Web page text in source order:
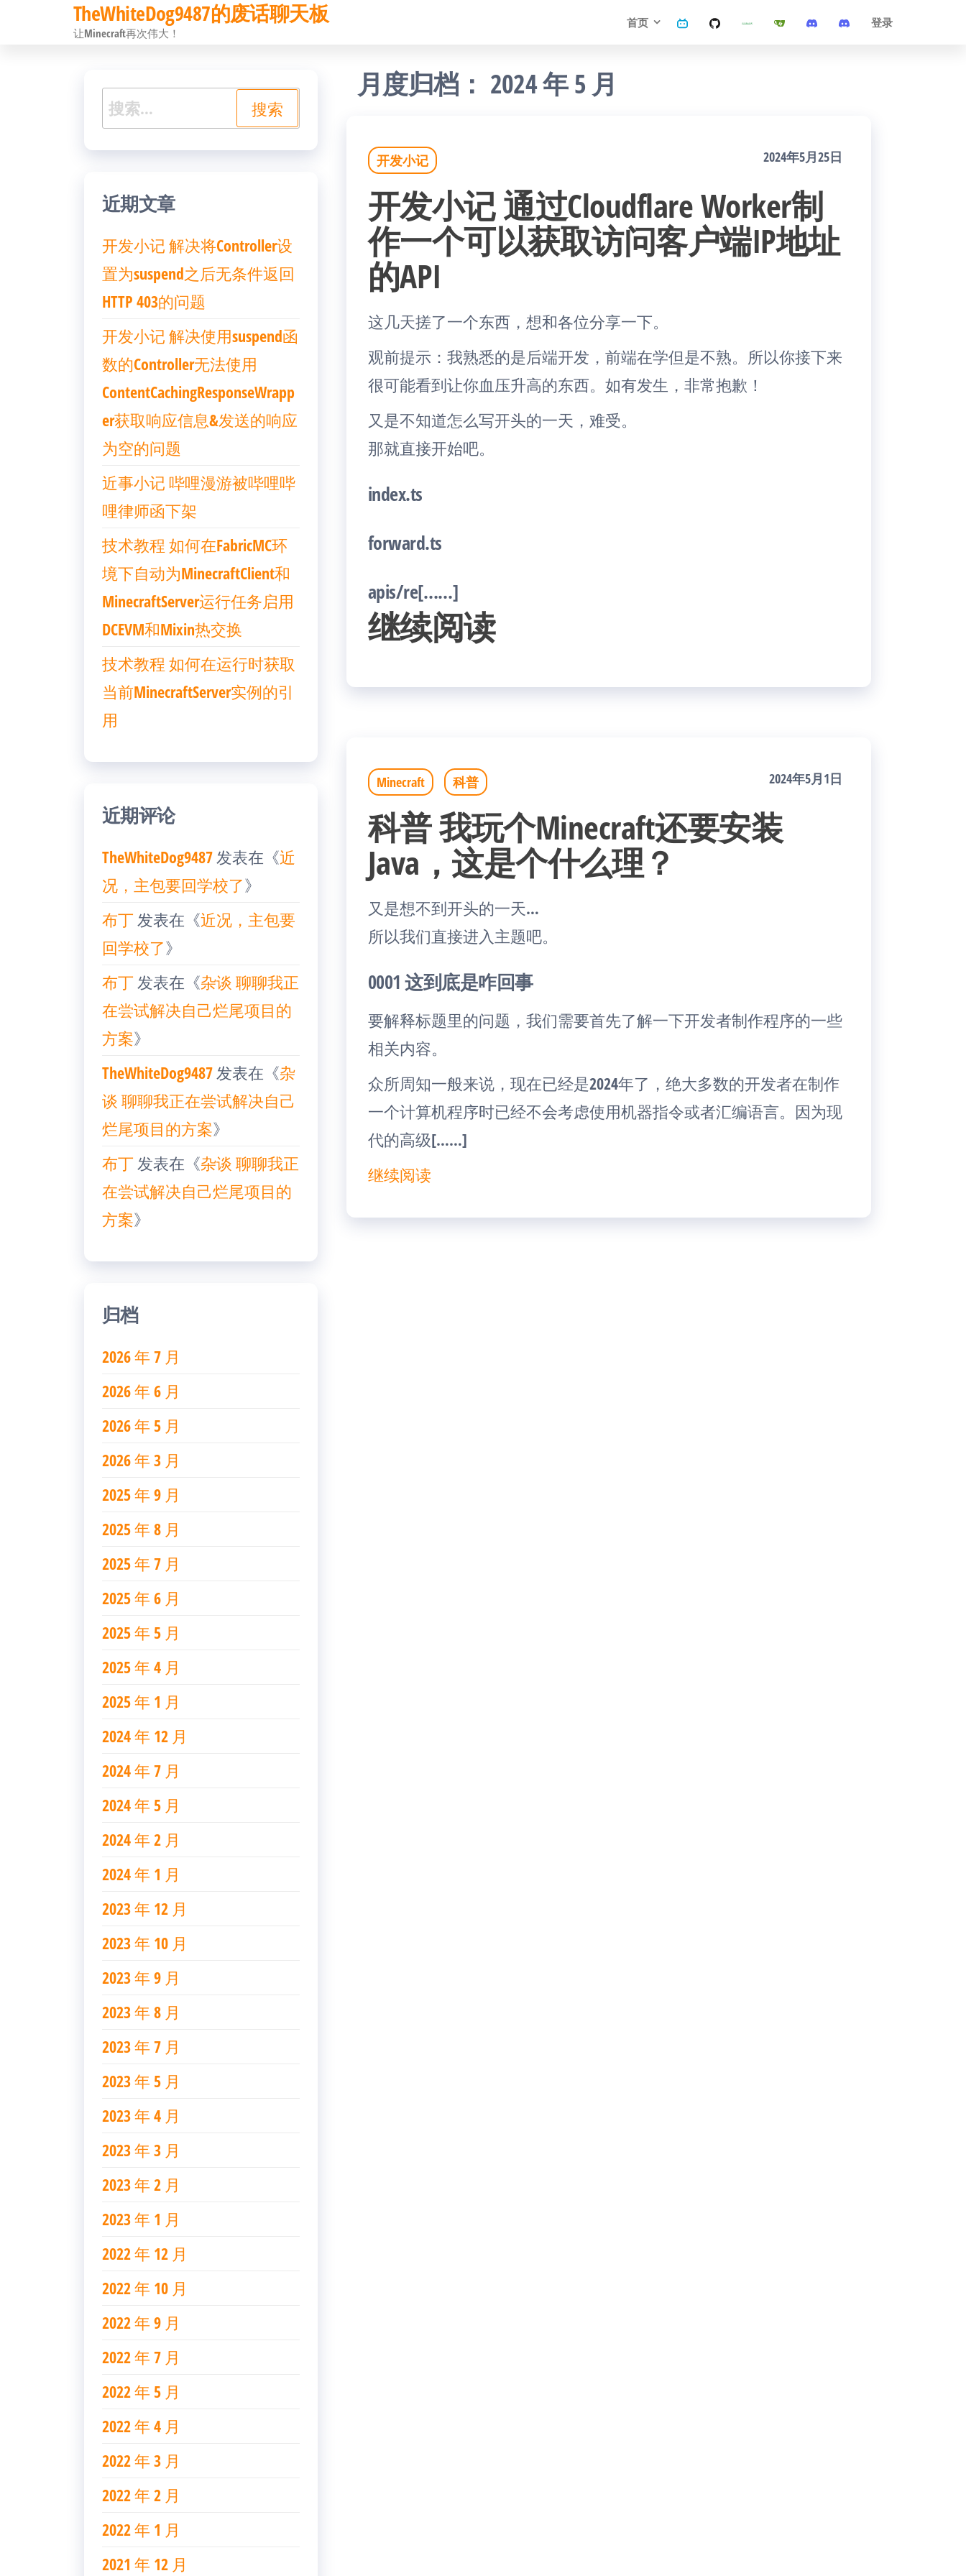
TheWhiteDog9487的废话聊天板
让Minecraft再次伟大！
首页 登录
月度归档： 2024 年 5 月
开发小记 2024年5月25日
开发小记 通过Cloudflare Worker制
作一个可以获取访问客户端IP地址
的API
这几天搓了一个东西，想和各位分享一下。
观前提示：我熟悉的是后端开发，前端在学但是不熟。所以你接下来
很可能看到让你血压升高的东西。如有发生，非常抱歉！
又是不知道怎么写开头的一天，难受。
那就直接开始吧。
index.ts
forward.ts
apis/re[……]
继续阅读
Minecraft 科普 2024年5月1日
科普 我玩个Minecraft还要安装
Java，这是个什么理？
又是想不到开头的一天…
所以我们直接进入主题吧。
0001 这到底是咋回事
要解释标题里的问题，我们需要首先了解一下开发者制作程序的一些
相关内容。
众所周知一般来说，现在已经是2024年了，绝大多数的开发者在制作
一个计算机程序时已经不会考虑使用机器指令或者汇编语言。因为现
代的高级[……]
继续阅读
搜
索：
近期文章
开发小记 解决将Controller设
置为suspend之后无条件返回
HTTP 403的问题
开发小记 解决使用suspend函
数的Controller无法使用
ContentCachingResponseWrapp
er获取响应信息&发送的响应
为空的问题
近事小记 哔哩漫游被哔哩哔
哩律师函下架
技术教程 如何在FabricMC环
境下自动为MinecraftClient和
MinecraftServer运行任务启用
DCEVM和Mixin热交换
技术教程 如何在运行时获取
当前MinecraftServer实例的引
用
近期评论
TheWhiteDog9487发表在《近
况，主包要回学校了》
布丁发表在《近况，主包要
回学校了》
布丁发表在《杂谈 聊聊我正
在尝试解决自己烂尾项目的
方案》
TheWhiteDog9487发表在《杂
谈 聊聊我正在尝试解决自己
烂尾项目的方案》
布丁发表在《杂谈 聊聊我正
在尝试解决自己烂尾项目的
方案》
归档
2026 年 7 月
2026 年 6 月
2026 年 5 月
2026 年 3 月
2025 年 9 月
2025 年 8 月
2025 年 7 月
2025 年 6 月
2025 年 5 月
2025 年 4 月
2025 年 1 月
2024 年 12 月
2024 年 7 月
2024 年 5 月
2024 年 2 月
2024 年 1 月
2023 年 12 月
2023 年 10 月
2023 年 9 月
2023 年 8 月
2023 年 7 月
2023 年 5 月
2023 年 4 月
2023 年 3 月
2023 年 2 月
2023 年 1 月
2022 年 12 月
2022 年 10 月
2022 年 9 月
2022 年 7 月
2022 年 5 月
2022 年 4 月
2022 年 3 月
2022 年 2 月
2022 年 1 月
2021 年 12 月